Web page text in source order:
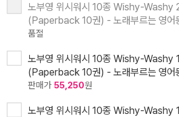
노부영 위시워시 10종 Wishy-
(Paperback 10권) - 노래부르는 영어
품절
노부영 위시워시 10종 Wishy-
(Paperback 10권) - 노래부르는 영어
판매가 55,250원
노부영 위시워시 10종 Wishy-